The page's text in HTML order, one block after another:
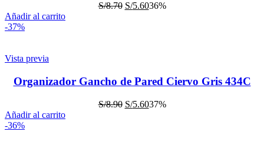
S/8.70 S/5.6036%
Añadir al carrito
-37%
Vista previa
Organizador Gancho de Pared Ciervo Gris 434C
S/8.90 S/5.6037%
Añadir al carrito
-36%